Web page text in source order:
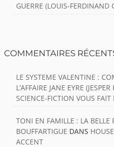
GUERRE (LOUIS-FERDINAND
COMMENTAIRES
LE SYSTEME VALENTINE :
L’AFFAIRE JANE EYRE
SCIENCE-FICTION VOUS FAIT
TONI EN FAMILLE : LA BELLE
BOUFFARTIGUE DANS
ACCENT